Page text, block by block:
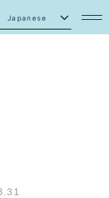
Japanese